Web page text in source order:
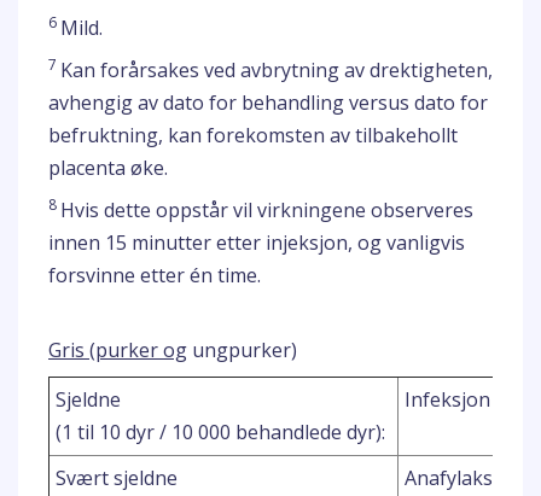
6 Mild.
7 Kan forårsakes ved avbrytning av drektigheten,
avhengig av dato for behandling versus dato for
befruktning, kan forekomsten av tilbakehollt
placenta øke.
8 Hvis dette oppstår vil virkningene observeres
innen 15 minutter etter injeksjon, og vanligvis
forsvinne etter én time.
Gris (purker og ungpurker)
Sjeldne
(1 til 10 dyr / 10 000 behandlede dyr):
Infeksjon på
Svært sjeldne
Anafylaksi